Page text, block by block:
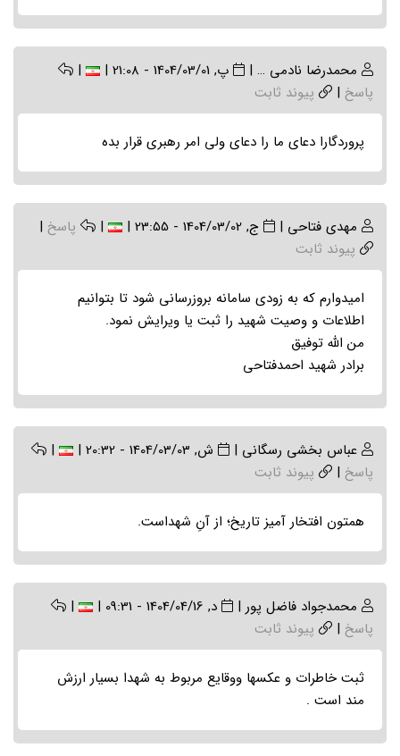
محمدرضا نادمی … | پ, 1404/03/01 - 21:08 |
|
پاسخ | پیوند ثابت
پروردگارا دعای ما را دعای ولی امر رهبری قرار بده
مهدی فتاحی | ج, 1404/03/02 - 23:55 |
| پاسخ |
پیوند ثابت
امیدوارم که به زودی سامانه بروزرسانی شود تا بتوانیم
اطلاعات و وصیت شهید را ثبت یا ویرایش نمود.
من الله توفیق
برادر شهید احمدفتاحی
عباس بخشی رسگانی | ش, 1404/03/03 - 20:32 |
|
پاسخ | پیوند ثابت
همتون افتخار آمیز تاریخ؛ از آنِ شهداست.
محمدجواد فاضل پور | د, 1404/04/16 - 09:31 |
|
پاسخ | پیوند ثابت
ثبت خاطرات و عکسها ووقایع مربوط به شهدا بسیار ارزش
مند است .